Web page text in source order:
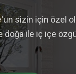
sizin için özel
ile iç içe